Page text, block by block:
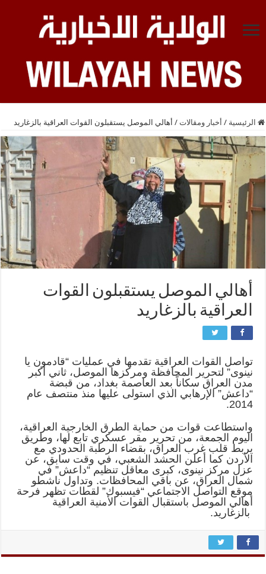
الرئيسية / أخبار ومقالات / أهالي الموصل يستقبلون القوات العراقية بالزغاريد
أهالي الموصل يستقبلون القوات
العراقية بالزغاريد
تواصل القوات العراقية تقدمها في عمليات “قادمون يا
نينوى” لتحرير المحافظة ومركزها الموصل، ثاني أكبر
مدن العراق سكاناً بعد العاصمة بغداد، من قبضة
“داعش” الإرهابي الذي استولى عليها منذ منتصف عام
2014.
واستطاعت قوات من حماية الطرق الخارجية العراقية،
اليوم الجمعة، من تحرير مقر عسكري تابع لها، وطريق
يربط قلب غرب العراق، بقضاء الرطبة الحدودي مع
الأردن كما أعلن الحشد الشعبي، في وقت سابق، عن
عزل مركز نينوى، كبرى معاقل تنظيم “داعش” في
شمال العراق، عن باقي المحافظات. وتداول ناشطو
موقع التواصل الاجتماعي “فيسبوك” لقطات تظهر فرحة
أهالي الموصل باستقبال القوات الأمنية العراقية
بالزغاريد.